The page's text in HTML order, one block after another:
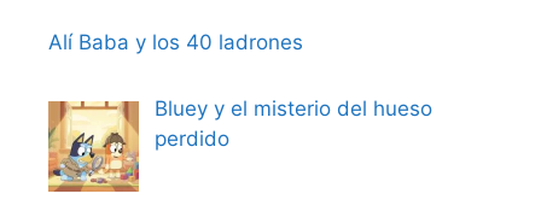
Alí Baba y los 40 ladrones
Bluey y el misterio del hueso
perdido